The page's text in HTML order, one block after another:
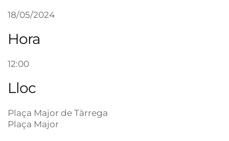
18/05/2024
Hora
12:00
Lloc
Plaça Major de Tàrrega
Plaça Major